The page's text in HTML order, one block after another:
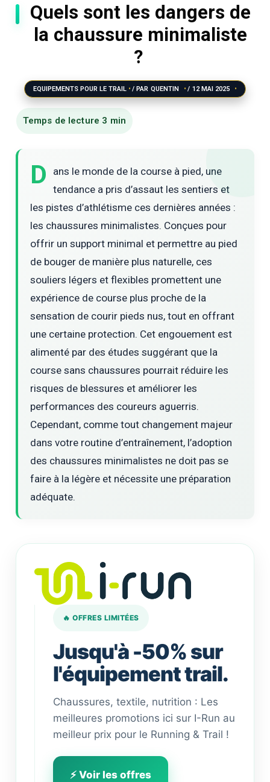
Quels sont les dangers de
la chaussure minimaliste
?
EQUIPEMENTS POUR LE TRAIL / PAR QUENTIN / 12 MAI 2025
D
ans le monde de la course à pied, une
tendance a pris d’assaut les sentiers et
les pistes d’athlétisme ces dernières années :
les chaussures minimalistes. Conçues pour
offrir un support minimal et permettre au pied
de bouger de manière plus naturelle, ces
souliers légers et flexibles promettent une
expérience de course plus proche de la
sensation de courir pieds nus, tout en offrant
une certaine protection. Cet engouement est
alimenté par des études suggérant que la
course sans chaussures pourrait réduire les
risques de blessures et améliorer les
performances des coureurs aguerris.
Cependant, comme tout changement majeur
dans votre routine d’entraînement, l’adoption
des chaussures minimalistes ne doit pas se
faire à la légère et nécessite une préparation
adéquate.
🔥 OFFRES LIMITÉES
Jusqu'à -50% sur
l'équipement trail.
Chaussures, textile, nutrition : Les
meilleures promotions ici sur I-Run au
meilleur prix pour le Running & Trail !
⚡ Voir les offres